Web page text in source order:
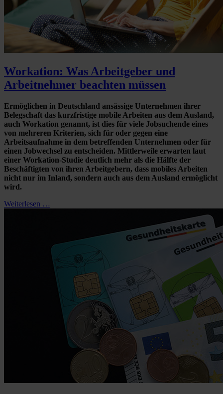
Workation: Was Arbeitgeber und
Arbeitnehmer beachten müssen
Ermöglichen in Deutschland ansässige Unternehmen ihrer
Belegschaft das kurzfristige mobile Arbeiten aus dem Ausland,
auch Workation genannt, ist dies für viele Jobsuchende eines
von mehreren Kriterien, sich für oder gegen eine
Arbeitsaufnahme in dem betreffenden Unternehmen oder für
einen Jobwechsel zu entscheiden. Mittlerweile erwarten laut
einer Workation-Studie deutlich mehr als die Hälfte der
Beschäftigten von ihren Arbeitgebern, dass mobiles Arbeiten
nicht nur im Inland, sondern auch aus dem Ausland ermöglicht
wird.
Weiterlesen …